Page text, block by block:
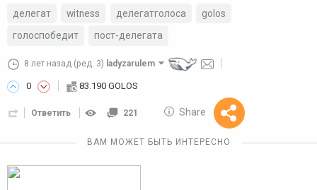
делегат witness делегатголоса
golos
голоспобедит
пост-делегата
8 лет назад (ред. 3) ladyzarulem
0 83.190 GOLOS
Ответить 221 Share
Reward
10 GOLOS
ВАМ МОЖЕТ БЫТЬ ИНТЕРЕСНО